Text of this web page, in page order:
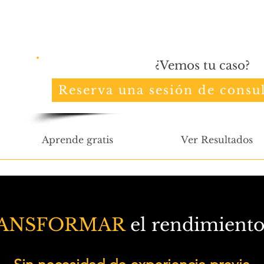
¿Vemos tu caso?
Reserva una sesión de
Aprende gratis Ver Resultados
el